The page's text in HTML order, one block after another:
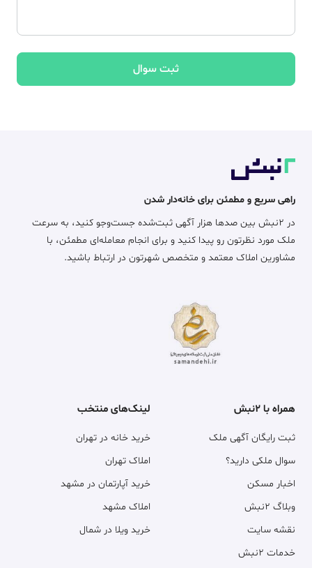
ثبت سوال
راهی سریع و مطمئن برای خانه‌دار شدن
در ۲نبش بین صدها هزار آگهی ثبت‌شده جست‌وجو کنید، به سرعت
ملک مورد نظرتون رو پیدا کنید و برای انجام معامله‌ای مطمئن، با
مشاورین املاک معتمد و متخصص شهرتون در ارتباط باشید.
همراه با ۲نبش
ثبت رایگان آگهی ملک
سوال ملکی دارید؟
اخبار مسکن
وبلاگ ۲نبش
نقشه سایت
خدمات ۲نبش
لینک‌های منتخب
خرید خانه در تهران
املاک تهران
خرید آپارتمان در مشهد
املاک مشهد
خرید ویلا در شمال